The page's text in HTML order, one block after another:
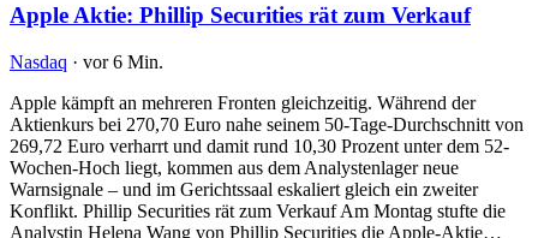
Apple Aktie: Phillip Securities rät zum Verkauf
Nasdaq · vor 6 Min.
Apple kämpft an mehreren Fronten gleichzeitig. Während der
Aktienkurs bei 270,70 Euro nahe seinem 50-Tage-Durchschnitt von
269,72 Euro verharrt und damit rund 10,30 Prozent unter dem 52-
Wochen-Hoch liegt, kommen aus dem Analystenlager neue
Warnsignale – und im Gerichtssaal eskaliert gleich ein zweiter
Konflikt. Phillip Securities rät zum Verkauf Am Montag stufte die
Analystin Helena Wang von Phillip Securities die Apple-Aktie…